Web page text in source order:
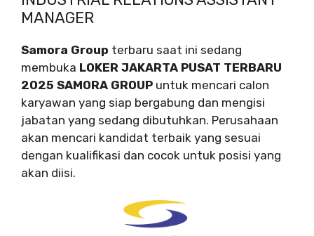
MANAGER
Samora Group terbaru saat ini sedang
membuka LOKER JAKARTA PUSAT TERBARU
2025 SAMORA GROUP untuk mencari calon
karyawan yang siap bergabung dan mengisi
jabatan yang sedang dibutuhkan. Perusahaan
akan mencari kandidat terbaik yang sesuai
dengan kualifikasi dan cocok untuk posisi yang
akan diisi.